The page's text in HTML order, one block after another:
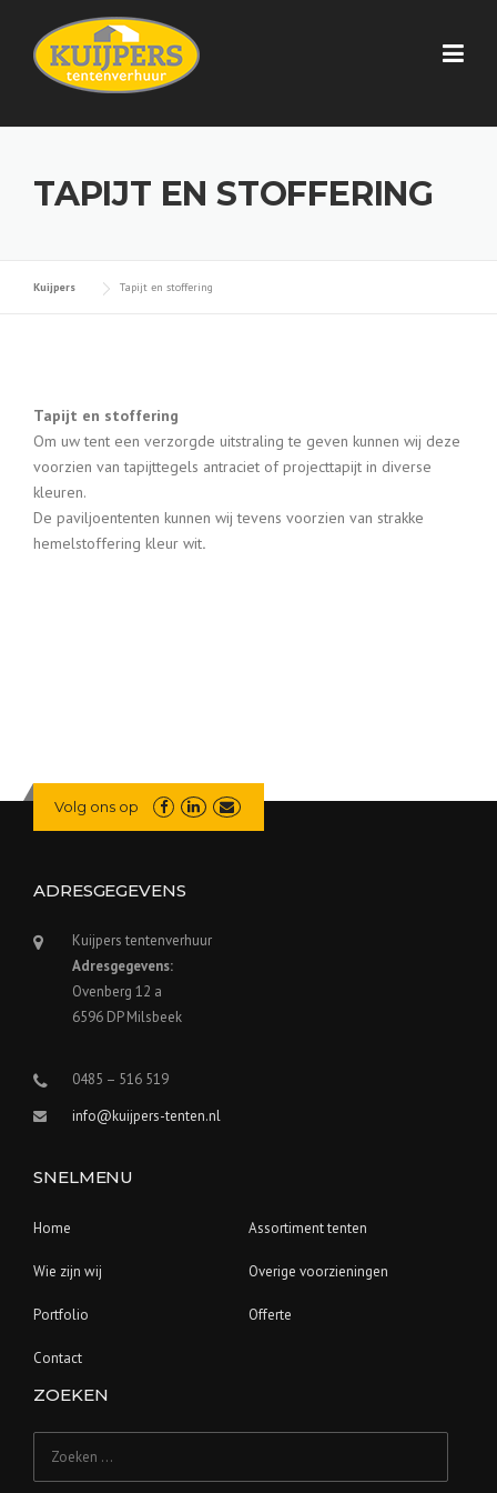
content
TAPIJT EN STOFFERING
Kuijpers Tapijt en stoffering
Tapijt en stoffering
Om uw tent een verzorgde uitstraling te geven kunnen wij deze
voorzien van tapijttegels antraciet of projecttapijt in diverse
kleuren.
De paviljoententen kunnen wij tevens voorzien van strakke
hemelstoffering kleur wit.
Volg ons op
ADRESGEGEVENS
Kuijpers tentenverhuur
Adresgegevens:
Ovenberg 12 a
6596 DP Milsbeek
0485 – 516 519
info@kuijpers-tenten.nl
SNELMENU
Home Assortiment tenten
Wie zijn wij Overige voorzieningen
Portfolio Offerte
Contact
ZOEKEN